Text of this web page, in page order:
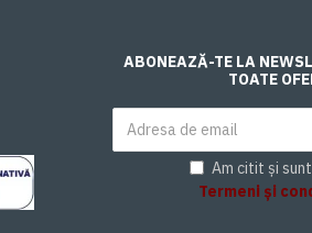
ABONEAZĂ-TE LA
TOATE
Am citit și
Termeni și